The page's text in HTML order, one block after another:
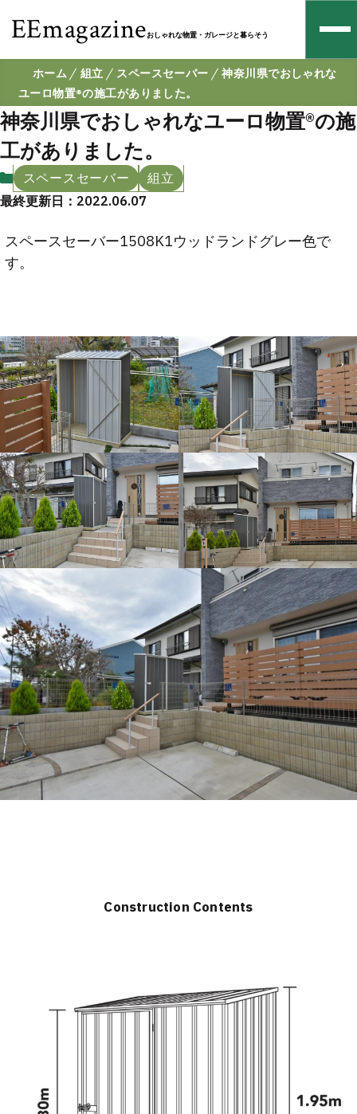
EEmagazineおしゃれな物置・ガレージと暮らそう
ホーム 組立 スペースセーバー
神奈川県でおしゃれな
ユーロ物置®の施工がありました。
神奈川県でおしゃれなユーロ物置®の施
工がありました。
スペースセーバー
組立
最終更新日：2022.06.07
スペースセーバー1508K1ウッドランドグレー色で
す。
Construction Contents